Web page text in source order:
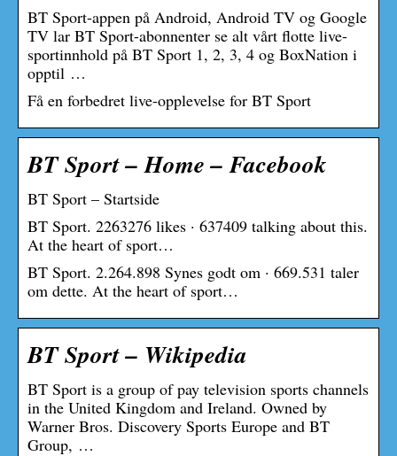
BT Sport-appen på Android, Android TV og Google
TV lar BT Sport-abonnenter se alt vårt flotte live-
sportinnhold på BT Sport 1, 2, 3, 4 og BoxNation i
opptil …
Få en forbedret live-opplevelse for BT Sport
BT Sport – Home – Facebook
BT Sport – Startside
BT Sport. 2263276 likes · 637409 talking about this.
At the heart of sport…
BT Sport. 2.264.898 Synes godt om · 669.531 taler
om dette. At the heart of sport…
BT Sport – Wikipedia
BT Sport is a group of pay television sports channels
in the United Kingdom and Ireland. Owned by
Warner Bros. Discovery Sports Europe and BT
Group, …